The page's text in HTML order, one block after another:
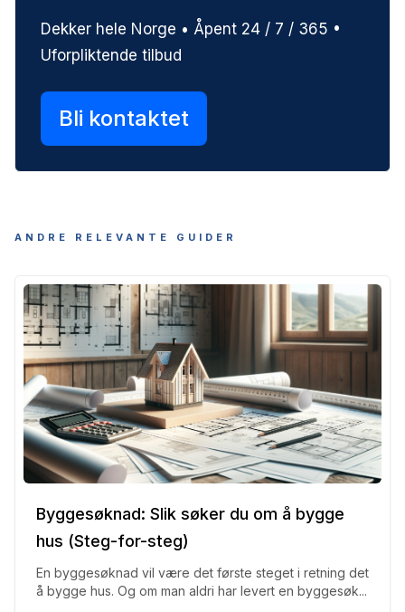
Dekker hele Norge • Åpent 24 / 7 / 365 •
Uforpliktende tilbud
Bli kontaktet
ANDRE RELEVANTE GUIDER
Byggesøknad: Slik søker du om å bygge
hus (Steg-for-steg)
En byggesøknad vil være det første steget i retning det
å bygge hus. Og om man aldri har levert en byggesøk...